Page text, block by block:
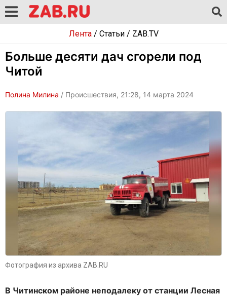
Лента/ Статьи/ ZAB.TV
Больше десяти дач сгорели под
Читой
Полина Милина / Происшествия, 21:28, 14 марта 2024
Фотография из архива ZAB.RU
В Читинском районе неподалеку от станции Лесная